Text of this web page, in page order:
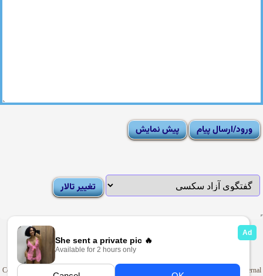
News Rules | Moderator List
Sexy Pictures Archive | Adult Forums
Copyright © 2009-2025 . Looti Forums is not responsible for the content of external